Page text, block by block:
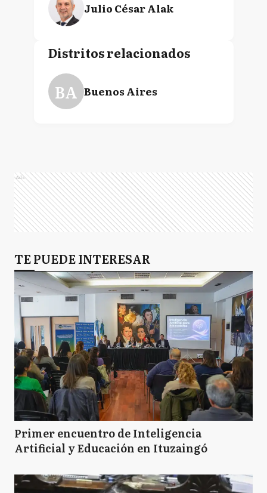
Julio César Alak
Distritos relacionados
BA Buenos Aires
Ads
TE PUEDE INTERESAR
Primer encuentro de Inteligencia
Artificial y Educación en Ituzaingó